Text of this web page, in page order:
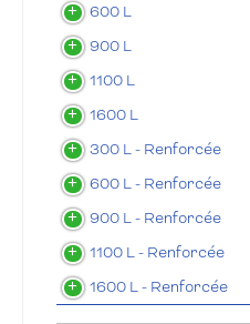
600 L
900 L
1100 L
1600 L
300 L - Renforcée
600 L - Renforcée
900 L - Renforcée
1100 L - Renforcée
1600 L - Renforcée